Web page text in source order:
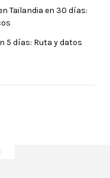
Tailandia en 30 días:
5 días: Ruta y datos